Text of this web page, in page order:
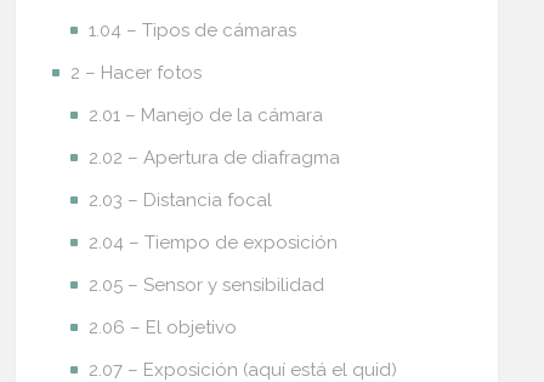
1.04 – Tipos de cámaras
2 – Hacer fotos
2.01 – Manejo de la cámara
2.02 – Apertura de diafragma
2.03 – Distancia focal
2.04 – Tiempo de exposición
2.05 – Sensor y sensibilidad
2.06 – El objetivo
2.07 – Exposición (aquí está el quid)